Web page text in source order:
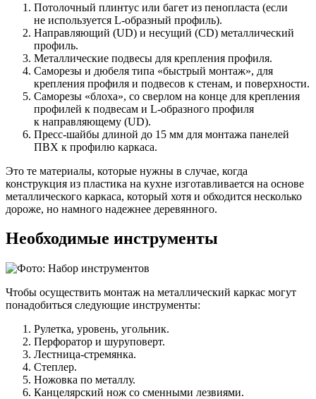
Потолочный плинтус или багет из пенопласта (если
не используется L-образный профиль).
Направляющий (UD) и несущий (CD) металлический
профиль.
Металлические подвесы для крепления профиля.
Саморезы и дюбеля типа «быстрый монтаж», для
крепления профиля и подвесов к стенам, и поверхности.
Саморезы «блоха», со сверлом на конце для крепления
профилей к подвесам и L-образного профиля
к направляющему (UD).
Пресс-шайбы длиной до 15 мм для монтажа панелей
ПВХ к профилю каркаса.
Это те материалы, которые нужны в случае, когда
конструкция из пластика на кухне изготавливается на основе
металлического каркаса, который хотя и обходится несколько
дороже, но намного надежнее деревянного.
Необходимые инструменты
Чтобы осуществить монтаж на металлический каркас могут
понадобиться следующие инструменты:
Рулетка, уровень, угольник.
Перфоратор и шуруповерт.
Лестница-стремянка.
Степлер.
Ножовка по металлу.
Канцелярский нож со сменными лезвиями.